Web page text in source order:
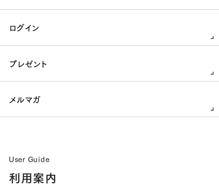
ログイン
プレゼント
メルマガ
User Guide
利用案内